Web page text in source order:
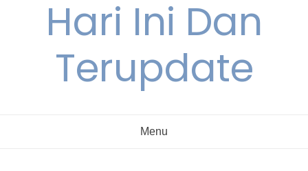
Hari Ini Dan
Terupdate
Menu